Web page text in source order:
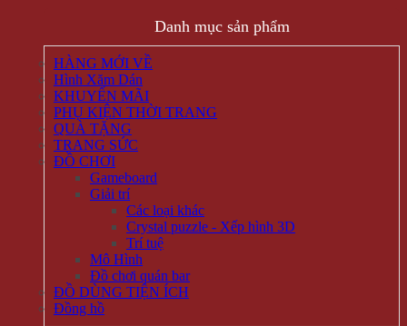
Danh mục sản phẩm
HÀNG MỚI VỀ
Hình Xăm Dán
KHUYẾN MÃI
PHỤ KIỆN THỜI TRANG
QUÀ TẶNG
TRANG SỨC
ĐỒ CHƠI
Gameboard
Giải trí
Các loại khác
Crystal puzzle - Xếp hình 3D
Trí tuệ
Mô Hình
Đồ chơi quán bar
ĐỒ DÙNG TIỆN ÍCH
Đồng hồ